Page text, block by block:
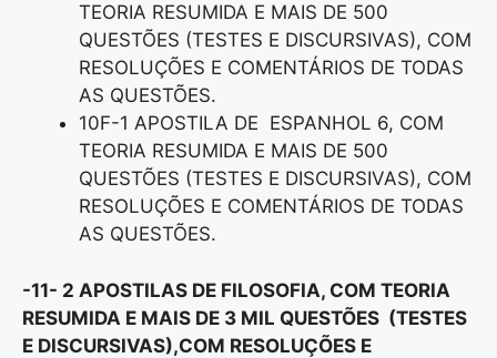
TEORIA RESUMIDA E MAIS DE 500
QUESTÕES (TESTES E DISCURSIVAS), COM
RESOLUÇÕES E COMENTÁRIOS DE TODAS
AS QUESTÕES.
10F-1 APOSTILA DE ESPANHOL 6, COM
TEORIA RESUMIDA E MAIS DE 500
QUESTÕES (TESTES E DISCURSIVAS), COM
RESOLUÇÕES E COMENTÁRIOS DE TODAS
AS QUESTÕES.
-11- 2 APOSTILAS DE FILOSOFIA, COM TEORIA
RESUMIDA E MAIS DE 3 MIL QUESTÕES (TESTES
E DISCURSIVAS),COM RESOLUÇÕES E